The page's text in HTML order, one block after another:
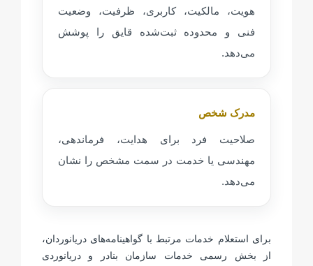
هویت، مالکیت، کاربری، ظرفیت، وضعیت
فنی و محدوده ثبت‌شده قایق را پوشش
می‌دهد.
مدرک شخص
صلاحیت فرد برای هدایت، فرماندهی،
مهندسی یا خدمت در سمت مشخص را نشان
می‌دهد.
برای استعلام خدمات مرتبط با گواهینامه‌های دریانوردان،
از بخش رسمی خدمات سازمان بنادر و دریانوردی